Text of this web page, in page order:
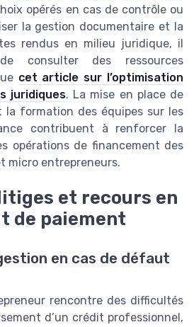
opérés en cas de contrôle ou
la gestion documentaire et la
rendus en milieu juridique, il
consulter des ressources
cet article sur l’optimisation
juridiques. La mise en place de
la formation des équipes sur les
contribuent à renforcer la
opérations de financement des
micro entrepreneurs.
et recours en
de paiement
en cas de défaut
rencontre des difficultés
d’un crédit professionnel,